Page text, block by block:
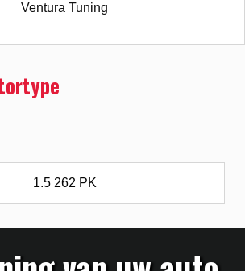
Ventura Tuning
1.5 262 PK